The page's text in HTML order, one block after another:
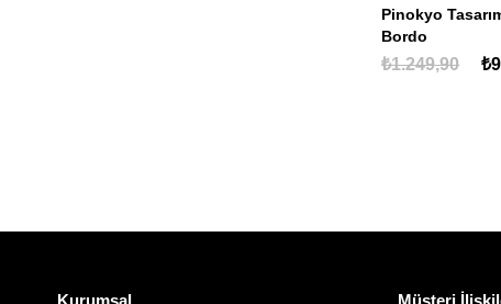
Pinokyo
Bordo
₺1.249,90